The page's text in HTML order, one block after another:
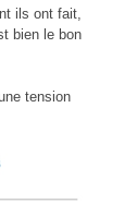
ils ont fait,
bien le bon
tension